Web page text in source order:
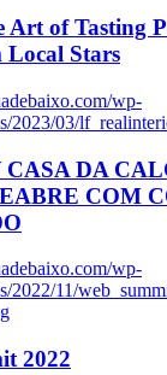
Art of Tasting
Local Stars
wp-
2023/03/
CASA DA
COM
wp-
2022/11/
2022